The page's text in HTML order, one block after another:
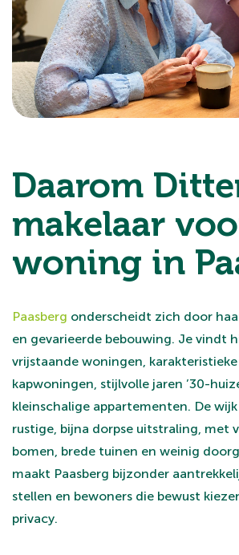
Daarom
makelaar
woning in
Paasberg onderscheidt zich door
en gevarieerde bebouwing. Je vindt
vrijstaande woningen,
kapwoningen, stijlvolle jaren ’30-
kleinschalige appartementen. De
rustige, bijna dorpse uitstraling, met
bomen, brede tuinen en weinig
maakt Paasberg bijzonder
stellen en bewoners die bewust
privacy.